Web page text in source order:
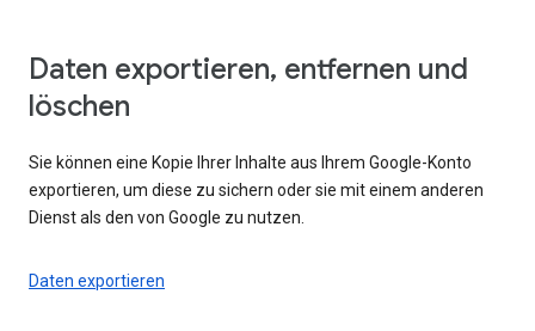
Daten exportieren, entfernen und
löschen
Sie können eine Kopie Ihrer Inhalte aus Ihrem Google-Konto
exportieren, um diese zu sichern oder sie mit einem anderen
Dienst als den von Google zu nutzen.
Daten exportieren